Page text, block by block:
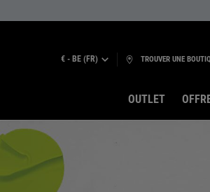
€ - BE (FR) TROUVER UNE
OUTLET
Contenu principal